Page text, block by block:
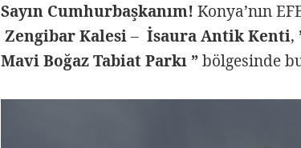
Sayın Cumhurbaşkanım! Konya’nın
Zengibar Kalesi–İsaura Antik Kenti,
Mavi Boğaz Tabiat Parkı ”bölgesinde